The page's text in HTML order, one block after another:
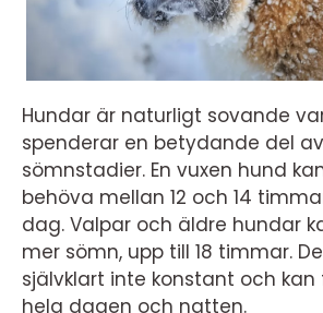
Hundar är naturligt sovande
spenderar en betydande del
sömnstadier. En vuxen hund
behöva mellan 12 och 14
dag. Valpar och äldre hundar
mer sömn, upp till 18 timmar.
självklart inte konstant och
hela dagen och natten.